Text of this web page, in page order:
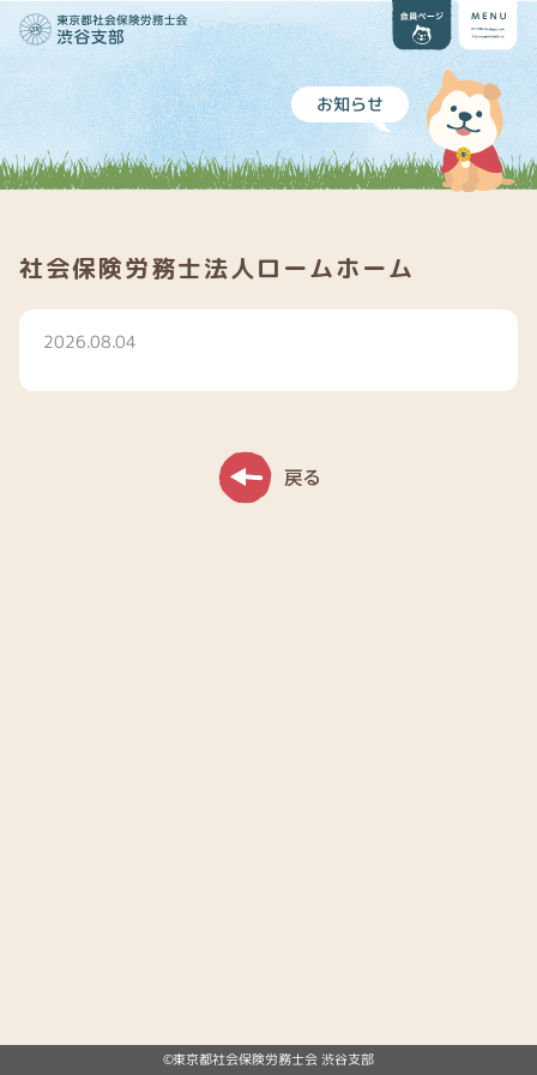
お知らせ
社会保険労務士法人ロームホーム
2026.08.04
©東京都社会保険労務士会 渋谷支部